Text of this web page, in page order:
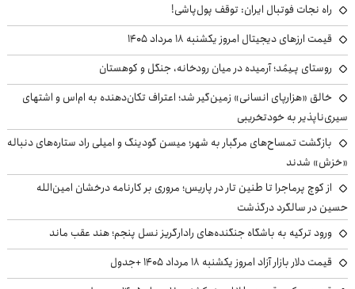
راه نجات فوتبال ایران: توقف پول‌پاشی!
قیمت ارزهای دیجیتال امروز یکشنبه ۱۸ مرداد ۱۴۰۵
روستای پـِیمُد؛ آرمیده در میان رودخانه، جنگل و کوهستان
خالق «هزارپای انسانی» زمین‌گیر شد؛ اعتراف تکان‌دهنده به ام‌اس و اشتهای
سیری‌ناپذیر به خودتخریبی
بازگشت تمساح‌های مرگبار به شهر؛ میسن گودینگ و امیلی راد ستاره‌های دنباله
«خزش» شدند
از کوچ‌ پرماجرا تا طنین تار در پاریس؛ مروری بر کارنامه درخشان امین‌الله
حسین در سالگرد درگذشت
ورود ترکیه به باشگاه جنگنده‌های رادارگریز نسل پنجم؛ هند عقب ماند
قیمت دلار بازار آزاد امروز یکشنبه ۱۸ مرداد ۱۴۰۵ +جدول